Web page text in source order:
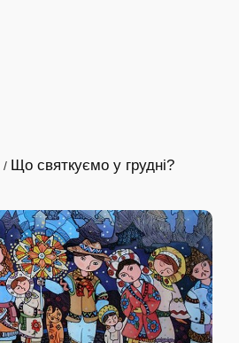
/ Що святкуємо у грудні?